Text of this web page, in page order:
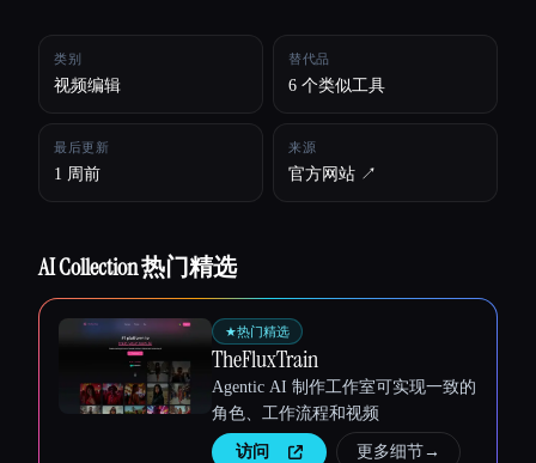
类别
视频编辑
替代品
6 个类似工具
最后更新
1 周前
来源
官方网站 ↗︎
AI Collection 热门精选
★热门精选
TheFluxTrain
Agentic AI 制作工作室可实现一致的
角色、工作流程和视频
访问 更多细节→